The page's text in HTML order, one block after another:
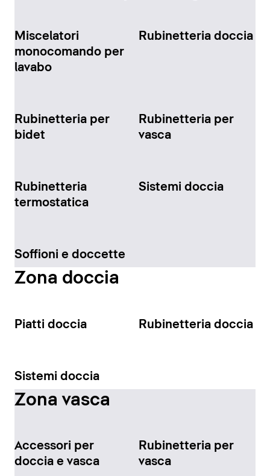
Miscelatori
monocomando per
lavabo
Rubinetteria doccia
Rubinetteria per
bidet
Rubinetteria per
vasca
Rubinetteria
termostatica
Sistemi doccia
Soffioni e doccette
Zona doccia
Piatti doccia Rubinetteria doccia
Sistemi doccia
Zona vasca
Accessori per
doccia e vasca
Rubinetteria per
vasca